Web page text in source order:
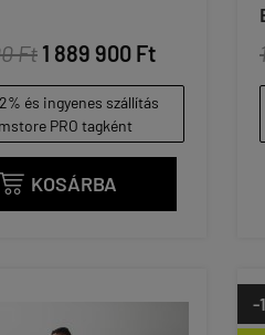
Ft 1 889 900 Ft
és ingyenes szállítás
PRO tagként
 KOSÁRBA
-